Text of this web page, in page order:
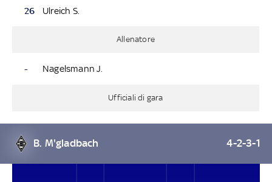
26 Ulreich S.
Allenatore
- Nagelsmann J.
Ufficiali di gara
B. M'gladbach 4-2-3-1